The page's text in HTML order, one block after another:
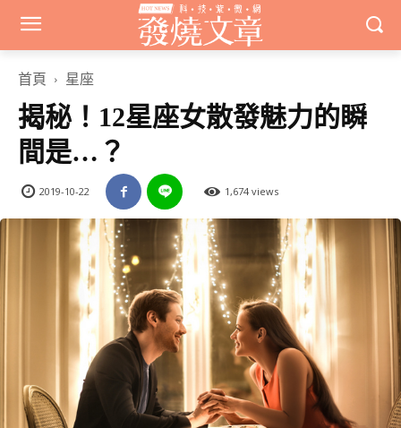
首頁 星座
揭秘！12星座女散發魅力的瞬
間是…？
2019-10-22 1,674 views